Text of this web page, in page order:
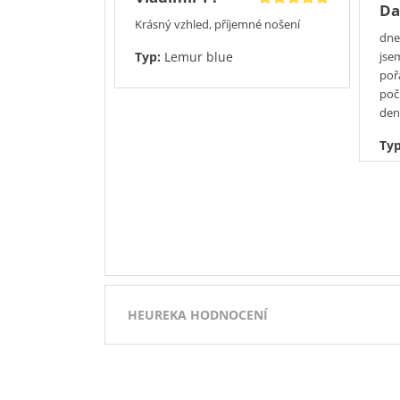
Krásný vzhled, příjemné nošení
Typ: Lemur blue
HEUREKA HODNOCENÍ